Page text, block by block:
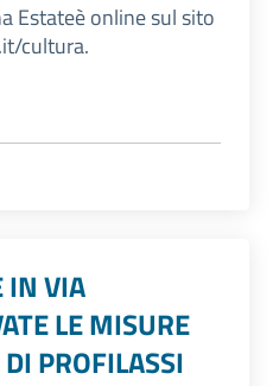
Estateè online sul sito
cultura.
IN VIA
LE MISURE
PROFILASSI